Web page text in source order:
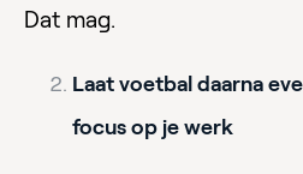
Dat mag.
Laat voetbal daarna
focus op je werk